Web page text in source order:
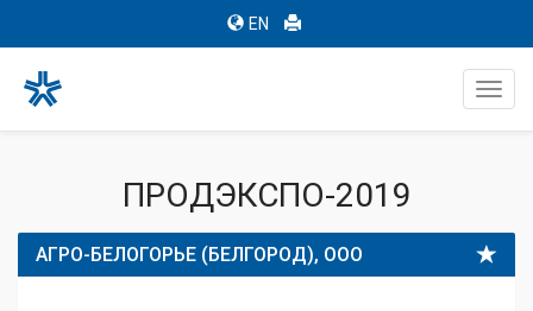
EN
ПРОДЭКСПО-2019
АГРО-БЕЛОГОРЬЕ (БЕЛГОРОД), ООО